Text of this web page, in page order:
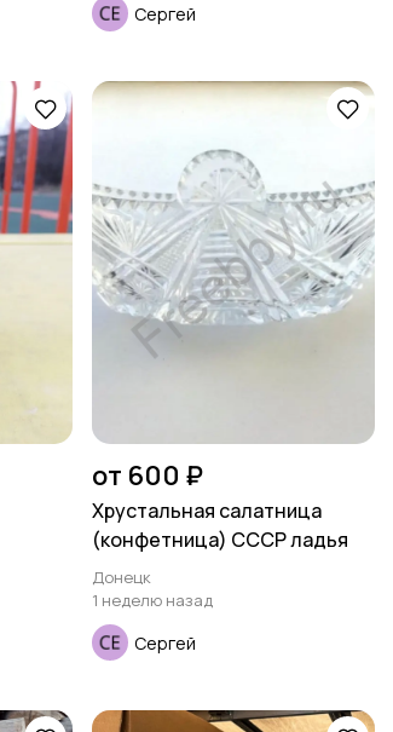
Сергей
от 600 ₽
Хрустальная салатница
(конфетница) СССР ладья
Донецк
1 неделю назад
Сергей